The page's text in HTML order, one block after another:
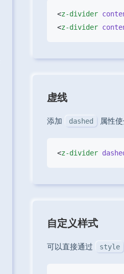
<z-divider
<z-divider
虚线
添加 dashed 属性
<z-divider
自定义样式
可以直接通过 style